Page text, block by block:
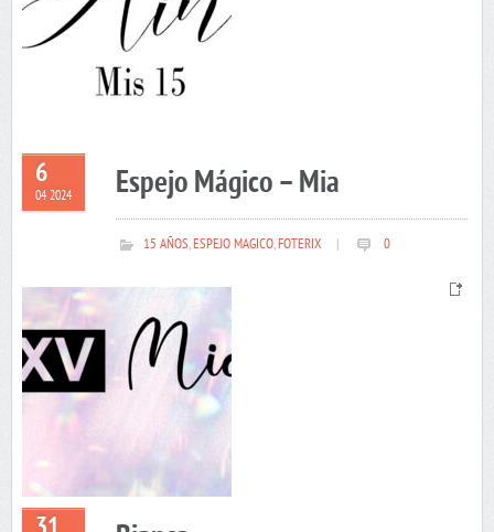
6
04 2024 Espejo Mágico – Mia
15 AÑOS,ESPEJO MAGICO,FOTERIX 0